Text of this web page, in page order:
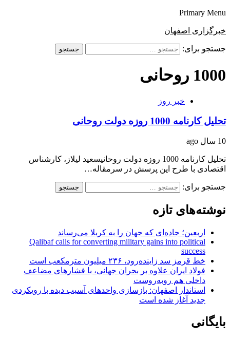
Primary Menu
خبرگزاری اصفهان
جستجو برای:
1000 روحانی
خبر روز
تحلیل کارنامه 1000 روزه دولت روحانی
10 سال ago
تحلیل کارنامه 1000 روزه دولت روحانیسعید لیلاز، کارشناس
اقتصادی با طرح این پرسش در سرمقاله…
جستجو برای:
نوشته‌های تازه
اربعین؛ جاده‌ای که جهان را به کربلا می‌رساند
Qalibaf calls for converting military gains into political
success
خط قرمز سد زاینده‌رود، ۲۳۶ میلیون مترمکعب است
فولاد ایران علاوه بر بحران جهانی، با فشارهای مضاعف
داخلی هم روبه‌روست
استاندار اصفهان: بازسازی واحدهای آسیب دیده با رویکردی
جدید آغاز شده است
بایگانی